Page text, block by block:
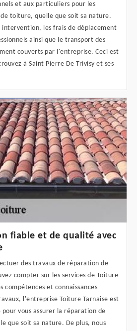
et aux particuliers pour les
toiture, quelle que soit sa nature.
intervention, les frais de déplacement
ainsi que le transport des
couverts par l'entreprise. Ceci est
à Saint Pierre De Trivisy et ses
fiable et de qualité avec
des travaux de réparation de
compter sur les services de Toiture
compétences et connaissances
l'entreprise Toiture Tarnaise est
vous assurer la réparation de
que soit sa nature. De plus, nous